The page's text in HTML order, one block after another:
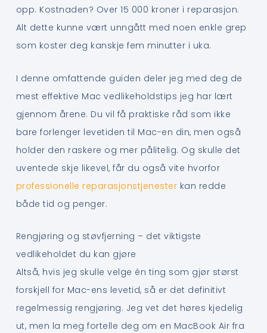
opp. Kostnaden? Over 15 000 kroner i reparasjon.
Alt dette kunne vært unngått med noen enkle grep
som koster deg kanskje fem minutter i uka.
I denne omfattende guiden deler jeg med deg de
mest effektive Mac vedlikeholdstips jeg har lært
gjennom årene. Du vil få praktiske råd som ikke
bare forlenger levetiden til Mac-en din, men også
holder den raskere og mer pålitelig. Og skulle det
uventede skje likevel, får du også vite hvorfor
professionelle reparasjonstjenester kan redde
både tid og penger.
Rengjøring og støvfjerning – det viktigste
vedlikeholdet du kan gjøre
Altså, hvis jeg skulle velge én ting som gjør størst
forskjell for Mac-ens levetid, så er det definitivt
regelmessig rengjøring. Jeg vet det høres kjedelig
ut, men la meg fortelle deg om en MacBook Air fra